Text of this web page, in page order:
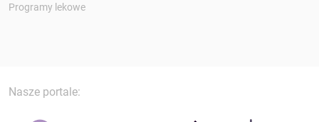
Programy lekowe
Nasze portale: